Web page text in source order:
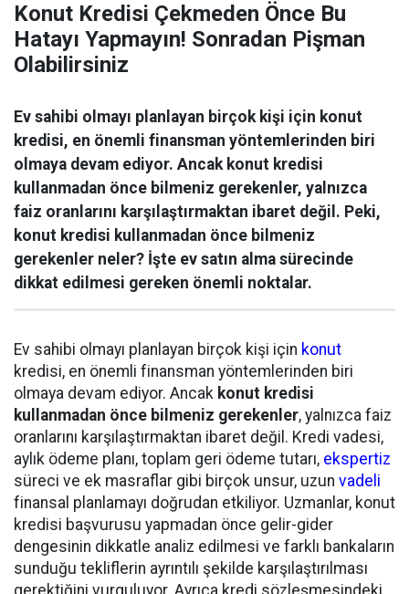
Konut Kredisi Çekmeden Önce Bu
Hatayı Yapmayın! Sonradan Pişman
Olabilirsiniz
Ev sahibi olmayı planlayan birçok kişi için konut
kredisi, en önemli finansman yöntemlerinden biri
olmaya devam ediyor. Ancak konut kredisi
kullanmadan önce bilmeniz gerekenler, yalnızca
faiz oranlarını karşılaştırmaktan ibaret değil. Peki,
konut kredisi kullanmadan önce bilmeniz
gerekenler neler? İşte ev satın alma sürecinde
dikkat edilmesi gereken önemli noktalar.
Ev sahibi olmayı planlayan birçok kişi için konut
kredisi, en önemli finansman yöntemlerinden biri
olmaya devam ediyor. Ancak konut kredisi
kullanmadan önce bilmeniz gerekenler, yalnızca faiz
oranlarını karşılaştırmaktan ibaret değil. Kredi vadesi,
aylık ödeme planı, toplam geri ödeme tutarı, ekspertiz
süreci ve ek masraflar gibi birçok unsur, uzun vadeli
finansal planlamayı doğrudan etkiliyor. Uzmanlar, konut
kredisi başvurusu yapmadan önce gelir-gider
dengesinin dikkatle analiz edilmesi ve farklı bankaların
sunduğu tekliflerin ayrıntılı şekilde karşılaştırılması
gerektiğini vurguluyor. Ayrıca kredi sözleşmesindeki